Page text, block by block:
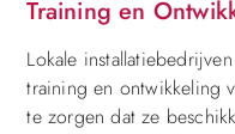
Training en
Lokale
training en ontwikkeling
te zorgen dat ze